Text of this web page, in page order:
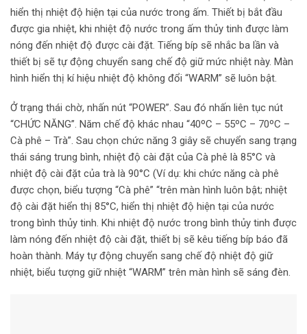
hiển thị nhiệt độ hiện tại của nước trong ấm. Thiết bị bắt đầu
được gia nhiệt, khi nhiệt độ nước trong ấm thủy tinh được làm
nóng đến nhiệt độ được cài đặt. Tiếng bíp sẽ nhắc ba lần và
thiết bị sẽ tự động chuyển sang chế độ giữ mức nhiệt này. Màn
hình hiển thị kí hiệu nhiệt độ không đổi “WARM” sẽ luôn bật.
Ở trạng thái chờ, nhấn nút “POWER”. Sau đó nhấn liên tục nút
“CHỨC NĂNG”. Năm chế độ khác nhau “40ºC – 55ºC – 70ºC –
Cà phê – Trà”. Sau chọn chức năng 3 giây sẽ chuyển sang trạng
thái sáng trung bình, nhiệt độ cài đặt của Cà phê là 85°C và
nhiệt độ cài đặt của trà là 90°C (Ví dụ: khi chức năng cà phê
được chọn, biểu tượng “Cà phê” “trên màn hình luôn bật; nhiệt
độ cài đặt hiển thị 85°C, hiển thị nhiệt độ hiện tại của nước
trong bình thủy tinh. Khi nhiệt độ nước trong bình thủy tinh được
làm nóng đến nhiệt độ cài đặt, thiết bị sẽ kêu tiếng bíp báo đã
hoàn thành. Máy tự động chuyển sang chế độ nhiệt độ giữ
nhiệt, biểu tượng giữ nhiệt “WARM” trên màn hình sẽ sáng đèn.